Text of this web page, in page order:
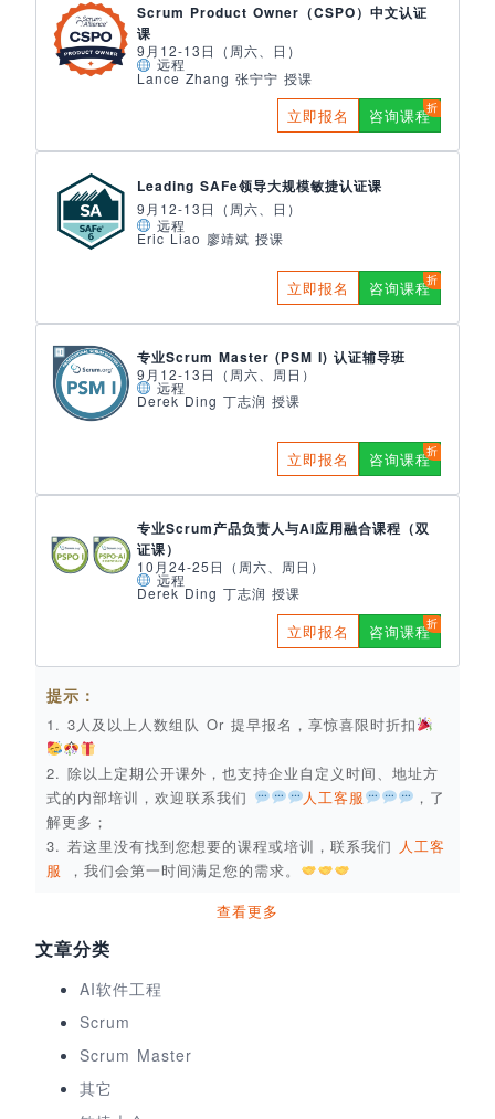
Scrum Product Owner（CSPO）中文认证
课
9月12-13日（周六、日）
远程
Lance Zhang 张宁宁 授课
立即报名 咨询课程
Leading SAFe领导大规模敏捷认证课
9月12-13日（周六、日）
远程
Eric Liao 廖靖斌 授课
立即报名 咨询课程
专业Scrum Master (PSM I) 认证辅导班
9月12-13日（周六、周日）
远程
Derek Ding 丁志润 授课
立即报名 咨询课程
专业Scrum产品负责人与AI应用融合课程（双
证课）
10月24-25日（周六、周日）
远程
Derek Ding 丁志润 授课
立即报名 咨询课程
提示：
1. 3人及以上人数组队 Or 提早报名，享惊喜限时折扣
2. 除以上定期公开课外，也支持企业自定义时间、地址方
式的内部培训，欢迎联系我们
人工客服
，了
解更多；
3. 若这里没有找到您想要的课程或培训，联系我们 人工客
服
，我们会第一时间满足您的需求。
查看更多
文章分类
AI软件工程
Scrum
Scrum Master
其它